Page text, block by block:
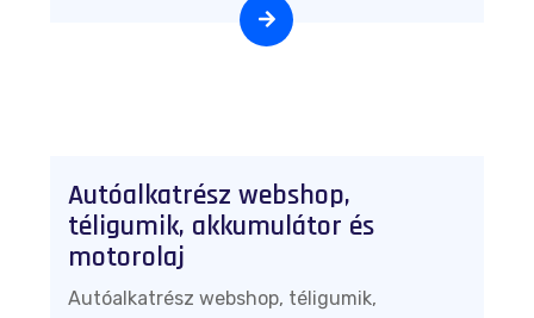
Autóalkatrész webshop,
téligumik, akkumulátor és
motorolaj
Autóalkatrész webshop, téligumik,